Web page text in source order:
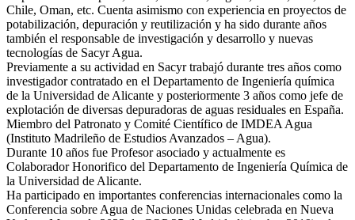
Chile, Oman, etc. Cuenta asimismo con experiencia en proyectos de
potabilización, depuración y reutilización y ha sido durante años
también el responsable de investigación y desarrollo y nuevas
tecnologías de Sacyr Agua.
Previamente a su actividad en Sacyr trabajó durante tres años como
investigador contratado en el Departamento de Ingeniería química
de la Universidad de Alicante y posteriormente 3 años como jefe de
explotación de diversas depuradoras de aguas residuales en España.
Miembro del Patronato y Comité Científico de IMDEA Agua
(Instituto Madrileño de Estudios Avanzados – Agua).
Durante 10 años fue Profesor asociado y actualmente es
Colaborador Honorifico del Departamento de Ingeniería Química de
la Universidad de Alicante.
Ha participado en importantes conferencias internacionales como la
Conferencia sobre Agua de Naciones Unidas celebrada en Nueva